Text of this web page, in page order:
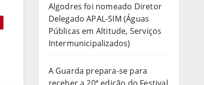
Algodres foi nomeado Diretor
Delegado APAL-SIM (Águas
Públicas em Altitude, Serviços
Intermunicipalizados)
A Guarda prepara-se para